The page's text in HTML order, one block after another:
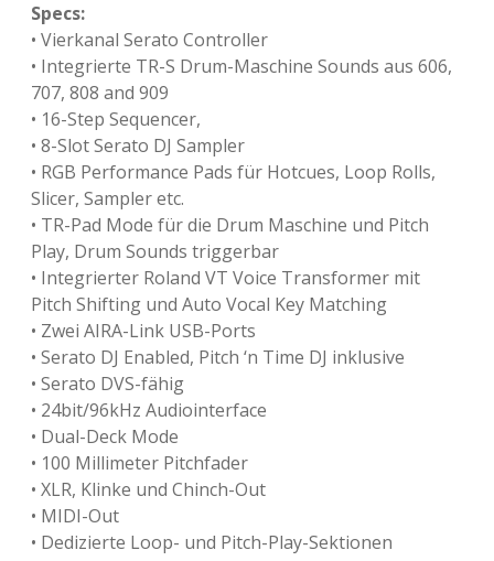
Specs:
• Vierkanal Serato Controller
• Integrierte TR-S Drum-Maschine Sounds aus 606,
707, 808 and 909
• 16-Step Sequencer,
• 8-Slot Serato DJ Sampler
• RGB Performance Pads für Hotcues, Loop Rolls,
Slicer, Sampler etc.
• TR-Pad Mode für die Drum Maschine und Pitch
Play, Drum Sounds triggerbar
• Integrierter Roland VT Voice Transformer mit
Pitch Shifting und Auto Vocal Key Matching
• Zwei AIRA-Link USB-Ports
• Serato DJ Enabled, Pitch ‘n Time DJ inklusive
• Serato DVS-fähig
• 24bit/96kHz Audiointerface
• Dual-Deck Mode
• 100 Millimeter Pitchfader
• XLR, Klinke und Chinch-Out
• MIDI-Out
• Dedizierte Loop- und Pitch-Play-Sektionen